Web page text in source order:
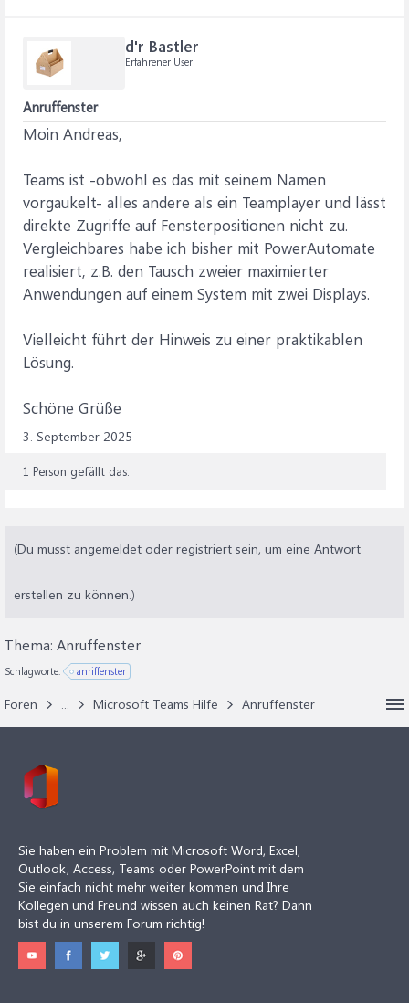
d'r Bastler
Erfahrener User
Anruffenster
Moin Andreas,
Teams ist -obwohl es das mit seinem Namen
vorgaukelt- alles andere als ein Teamplayer und lässt
direkte Zugriffe auf Fensterpositionen nicht zu.
Vergleichbares habe ich bisher mit PowerAutomate
realisiert, z.B. den Tausch zweier maximierter
Anwendungen auf einem System mit zwei Displays.
Vielleicht führt der Hinweis zu einer praktikablen
Lösung.
Schöne Grüße
3. September 2025
1 Person gefällt das.
(Du musst angemeldet oder registriert sein, um eine Antwort
erstellen zu können.)
Thema: Anruffenster
Schlagworte: anriffenster
Foren ... Microsoft Teams Hilfe Anruffenster
Sie haben ein Problem mit Microsoft Word, Excel,
Outlook, Access, Teams oder PowerPoint mit dem
Sie einfach nicht mehr weiter kommen und Ihre
Kollegen und Freund wissen auch keinen Rat? Dann
bist du in unserem Forum richtig!